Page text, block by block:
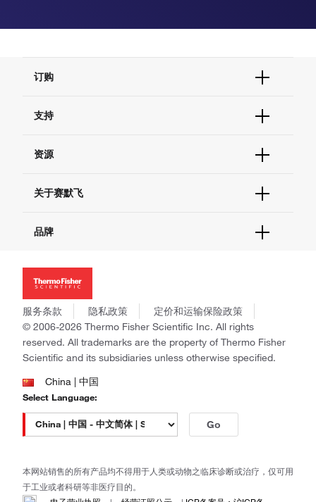
订购
订单支持
现货供应中心
支持
联系我们 - 400 820 8982
查找文件&证书
资源
促销
社交媒体
关于赛默飞
招聘
新闻
社会责任
商标
政策和通知
品牌
Applied Biosystems
Invitrogen
Gibco
Ion Torrent
Unity Lab Services
Patheon
PPD
服务条款 隐私政策
定价和运输保险政策
© 2006-2026 Thermo Fisher Scientific Inc. All rights
reserved. All trademarks are the property of Thermo Fisher
Scientific and its subsidiaries unless otherwise specified.
China | 中国
Select Language:
Go
本网站销售的所有产品均不得用于人类或动物之临床诊断或治疗，仅可用
于工业或者科研等非医疗目的。